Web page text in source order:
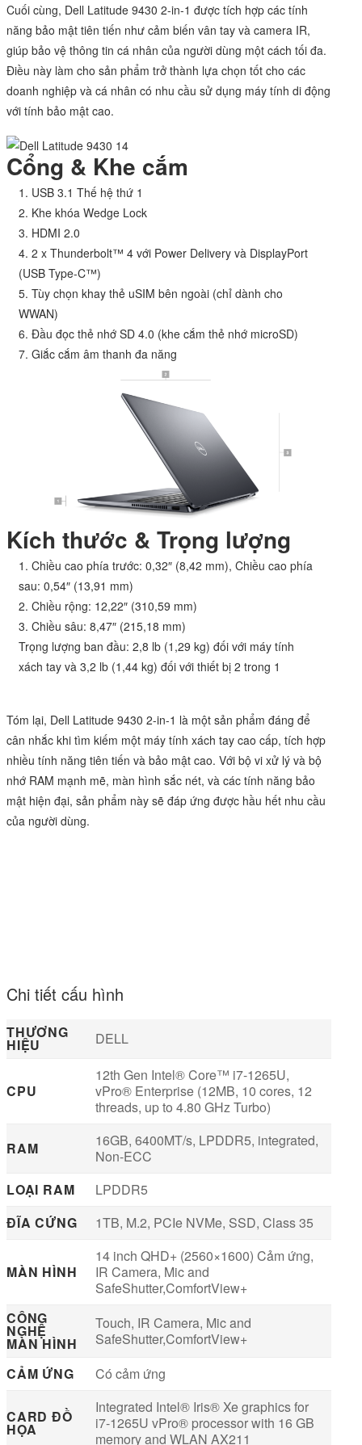
Cuối cùng, Dell Latitude 9430 2-in-1 được tích hợp các tính
năng bảo mật tiên tiến như cảm biến vân tay và camera IR,
giúp bảo vệ thông tin cá nhân của người dùng một cách tối đa.
Điều này làm cho sản phẩm trở thành lựa chọn tốt cho các
doanh nghiệp và cá nhân có nhu cầu sử dụng máy tính di động
với tính bảo mật cao.
Cổng & Khe cắm
1. USB 3.1 Thế hệ thứ 1
2. Khe khóa Wedge Lock
3. HDMI 2.0
4. 2 x Thunderbolt™ 4 với Power Delivery và DisplayPort
(USB Type-C™)
5. Tùy chọn khay thẻ uSIM bên ngoài (chỉ dành cho
WWAN)
6. Đầu đọc thẻ nhớ SD 4.0 (khe cắm thẻ nhớ microSD)
7. Giắc cắm âm thanh đa năng
Kích thước & Trọng lượng
1. Chiều cao phía trước: 0,32″ (8,42 mm), Chiều cao phía
sau: 0,54″ (13,91 mm)
2. Chiều rộng: 12,22″ (310,59 mm)
3. Chiều sâu: 8,47″ (215,18 mm)
Trọng lượng ban đầu: 2,8 lb (1,29 kg) đối với máy tính
xách tay và 3,2 lb (1,44 kg) đối với thiết bị 2 trong 1
Tóm lại, Dell Latitude 9430 2-in-1 là một sản phẩm đáng để
cân nhắc khi tìm kiếm một máy tính xách tay cao cấp, tích hợp
nhiều tính năng tiên tiến và bảo mật cao. Với bộ vi xử lý và bộ
nhớ RAM mạnh mẽ, màn hình sắc nét, và các tính năng bảo
mật hiện đại, sản phẩm này sẽ đáp ứng được hầu hết nhu cầu
của người dùng.
Chi tiết cấu hình
THƯƠNG
HIỆU DELL
CPU
12th Gen Intel® Core™ i7-1265U,
vPro® Enterprise (12MB, 10 cores, 12
threads, up to 4.80 GHz Turbo)
RAM
16GB, 6400MT/s, LPDDR5, integrated,
Non-ECC
LOẠI RAM
LPDDR5
ĐĨA CỨNG
1TB, M.2, PCIe NVMe, SSD, Class 35
MÀN HÌNH
14 inch QHD+ (2560×1600) Cảm ứng,
IR Camera, Mic and
SafeShutter,ComfortView+
CÔNG
NGHỆ
MÀN HÌNH
Touch, IR Camera, Mic and
SafeShutter,ComfortView+
CẢM ỨNG
Có cảm ứng
CARD ĐỒ
HỌA
Integrated Intel® Iris® Xe graphics for
i7-1265U vPro® processor with 16 GB
memory and WLAN AX211